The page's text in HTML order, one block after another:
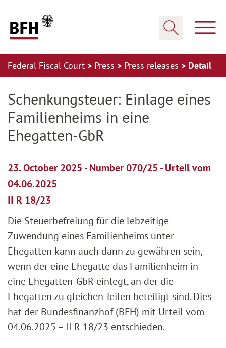
Federal Fiscal Court Press Press releases Detail
Schenkungsteuer: Einlage eines
Familienheims in eine
Ehegatten-GbR
23. October 2025 - Number 070/25 - Urteil vom
04.06.2025
II R 18/23
Die Steuerbefreiung für die lebzeitige
Zuwendung eines Familienheims unter
Ehegatten kann auch dann zu gewähren sein,
wenn der eine Ehegatte das Familienheim in
eine Ehegatten-GbR einlegt, an der die
Ehegatten zu gleichen Teilen beteiligt sind. Dies
hat der Bundesfinanzhof (BFH) mit Urteil vom
04.06.2025 – II R 18/23 entschieden.